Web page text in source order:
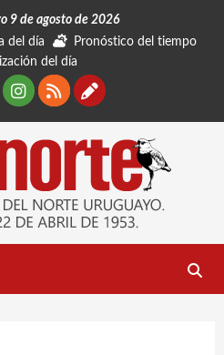
9 de agosto de 2026
del día
Pronóstico del tiempo
del día
Instagram
RSSContáctanos